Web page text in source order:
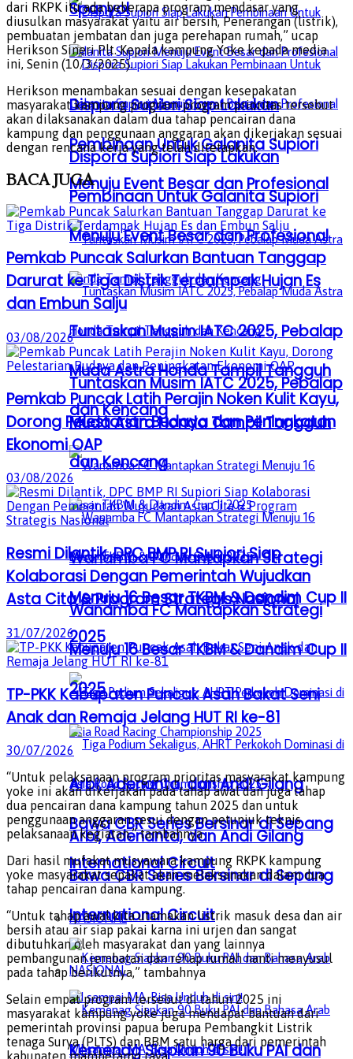
Dispora Supiori Siap Lakukan
Pembinaan Untuk Galanita Supiori
Menuju Event Besar dan Profesional
Tuntaskan Musim IATC 2025, Pebalap
Muda Astra Honda Tampil Tangguh
dan Kencang
Wanamba FC Mantapkan Strategi
Menuju 16 Besar TKBM & Dandim Cup II
2025
Arbi, Adenanta, dan Andi Gilang
Bawa CBR Series Bersinar di Sepang
International Circuit
NASIONAL
Kemenag Siapkan 90 Buku PAI dan
Spanyol
Dispora Supiori Siap Lakukan
Pembinaan Untuk Galanita Supiori
Menuju Event Besar dan Profesional
Tuntaskan Musim IATC 2025, Pebalap
Muda Astra Honda Tampil Tangguh
dan Kencang
Wanamba FC Mantapkan Strategi
Menuju 16 Besar TKBM & Dandim Cup II
2025
Arbi, Adenanta, dan Andi Gilang
Bawa CBR Series Bersinar di Sepang
International Circuit
NASIONAL
dari RKPK itu ada beberapa program mendasar yang
diusulkan masyarakat yaitu air bersih, Penerangan (listrik),
pembuatan jembatan dan juga perehapan rumah,” ucap
Herikson Sineri Plt. Kepala kampung Yoke kepada media
ini, Senin (10/3/2025).
Herikson menambakan sesuai dengan kesepakatan
masyarakat kampung program-program prioritas tersebut
akan dilaksanakan dalam dua tahap pencairan dana
kampung dan penggunaan anggaran akan dikerjakan sesuai
dengan rencana kerja yang telah ditetapkan.
BACAJUGA
Pemkab Puncak Salurkan Bantuan Tanggap
Darurat ke Tiga Distrik Terdampak Hujan Es
dan Embun Salju
03/08/2026
Pemkab Puncak Latih Perajin Noken Kulit Kayu,
Dorong Pelestarian Budaya dan Peningkatan
Ekonomi OAP
03/08/2026
Resmi Dilantik, DPC BMP RI Supiori Siap
Kolaborasi Dengan Pemerintah Wujudkan
Asta Cita & Program Strategis Nasional
31/07/2026
TP-PKK Kabupaten Puncak Asah Bakat Seni
Anak dan Remaja Jelang HUT RI ke-81
30/07/2026
“Untuk pelaksanaan program prioritas masyarakat kampung
yoke ini akan dikerjakan pada tahap awal dan juga tahap
dua pencairan dana kampung tahun 2025 dan untuk
penggunaan anggaran sesui dengan petunjuk teknis
pelaksanaan kegiatan,” tambahnya
Dari hasil mufakat musyawara kampung RKPK kampung
yoke masyarakat sepakat akan melaksanakan dalam dua
tahap pencairan dana kampung.
“Untuk tahap awal kita utamakan listrik masuk desa dan air
bersih atau air siap pakai karna ini urjen dan sangat
dibutuhkan oleh masyarakat dan yang lainnya
pembangunan jembatan dan rehap rumah nanti menyusul
pada tahap berikutnya,” tambahnya
Selain empat program tersebut di tahun 2025 ini
masyarakat kampung yoke juga mendapat bantuan dari
pemerintah provinsi papua berupa Pembangkit Listrik
tenaga Surya (PLTS) dan BBM satu harga dari pemerintah
kabupaten mamberamo raya.